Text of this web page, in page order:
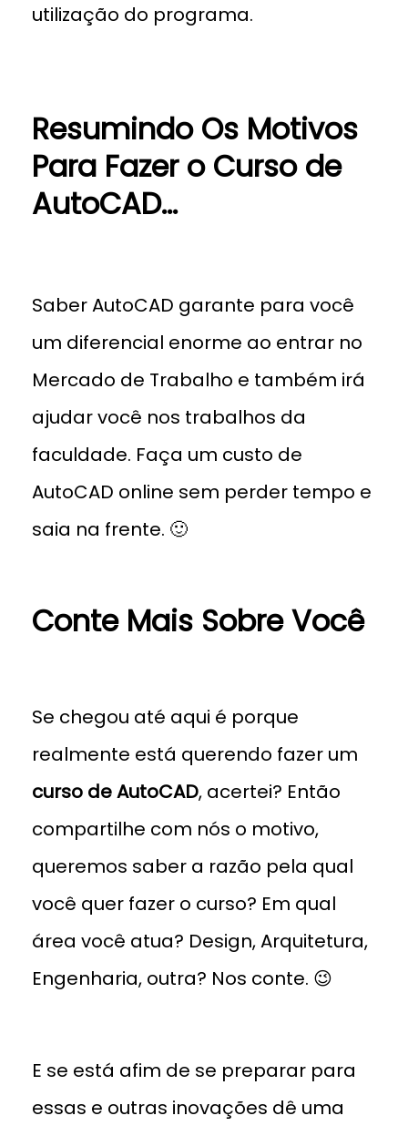
utilização do programa.
Resumindo Os Motivos
Para Fazer o Curso de
AutoCAD…
Saber AutoCAD garante para você
um diferencial enorme ao entrar no
Mercado de Trabalho e também irá
ajudar você nos trabalhos da
faculdade. Faça um custo de
AutoCAD online sem perder tempo e
saia na frente. 🙂
Conte Mais Sobre Você
Se chegou até aqui é porque
realmente está querendo fazer um
curso de AutoCAD, acertei? Então
compartilhe com nós o motivo,
queremos saber a razão pela qual
você quer fazer o curso? Em qual
área você atua? Design, Arquitetura,
Engenharia, outra? Nos conte. 😉
E se está afim de se preparar para
essas e outras inovações dê uma